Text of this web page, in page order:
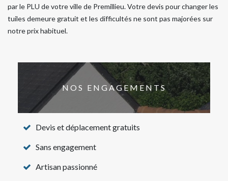
par le PLU de votre ville de Premillieu. Votre devis pour changer les
tuiles demeure gratuit et les difficultés ne sont pas majorées sur
notre prix habituel.
NOS ENGAGEMENTS
Devis et déplacement gratuits
Sans engagement
Artisan passionné